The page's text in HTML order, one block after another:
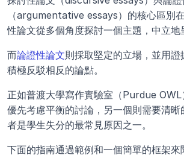
（argumentative essays）的核心區別
性論文從多個角度探討一個主題，中立地
而論證性論文則採取堅定的立場，並用
積極反駁相反的論點。
正如普渡大學寫作實驗室（Purdue
優先考慮平衡的討論，另一個則需要清晰
者是學生失分的最常見原因之一。
下面的指南通過範例和一個簡單的框架來